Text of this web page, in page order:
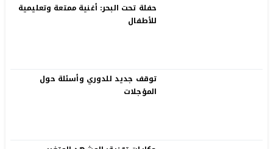
حفلة تحت البحر: أغنية ممتعة وتعليمية
للأطفال
توقف جديد للدوري وأسئلة حول
المؤجلات